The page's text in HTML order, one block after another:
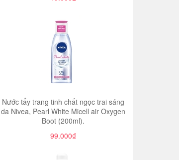
Nước tẩy trang tinh chất ngọc trai sáng
da Nivea, Pearl White Micell air Oxygen
Boot (200ml).
99.000₫